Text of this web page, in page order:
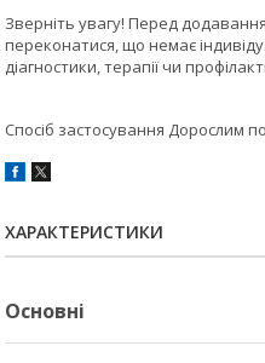
Зверніть увагу! Перед
переконатися, що немає
діагностики, терапії чи
Спосіб застосування Дорослим
ХАРАКТЕРИСТИКИ
Основні